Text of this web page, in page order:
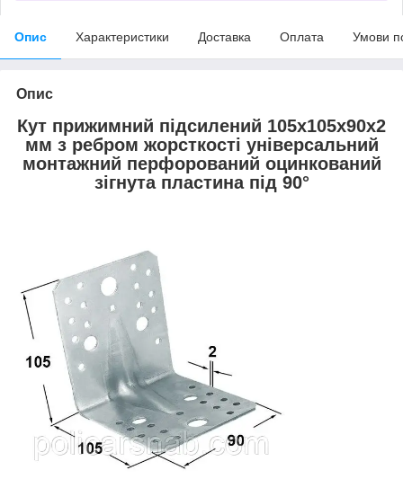
Опис Характеристики Доставка Оплата Умови
Опис
Кут прижимний підсилений 105х105х90х2
мм з ребром жорсткості універсальний
монтажний перфорований оцинкований
зігнута пластина під 90°